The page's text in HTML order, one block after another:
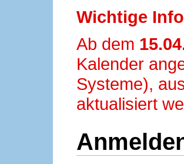
Wichtige
Ab dem
Kalender
Systeme),
aktualisiert